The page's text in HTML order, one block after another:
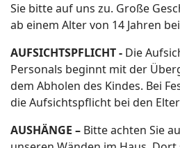
Sie bitte auf uns zu. Große
ab einem Alter von 14 Jahren
AUFSICHTSPFLICHT - Die
Personals beginnt mit der
dem Abholen des Kindes. Bei
die Aufsichtspflicht bei den
AUSHÄNGE – Bitte achten Sie